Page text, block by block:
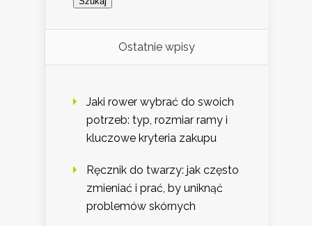
Ostatnie wpisy
Jaki rower wybrać do swoich
potrzeb: typ, rozmiar ramy i
kluczowe kryteria zakupu
Ręcznik do twarzy: jak często
zmieniać i prać, by uniknąć
problemów skórnych